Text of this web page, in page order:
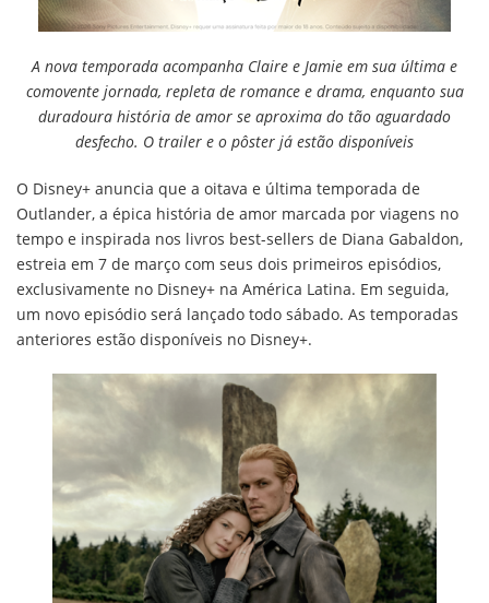
A nova temporada acompanha Claire e Jamie em sua última e
comovente jornada, repleta de romance e drama, enquanto sua
duradoura história de amor se aproxima do tão aguardado
desfecho. O trailer e o pôster já estão disponíveis
O Disney+ anuncia que a oitava e última temporada de
Outlander, a épica história de amor marcada por viagens no
tempo e inspirada nos livros best-sellers de Diana Gabaldon,
estreia em 7 de março com seus dois primeiros episódios,
exclusivamente no Disney+ na América Latina. Em seguida,
um novo episódio será lançado todo sábado. As temporadas
anteriores estão disponíveis no Disney+.